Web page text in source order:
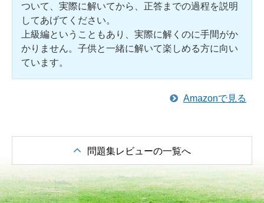
ついて、実際に解いてから、正答までの過程を説明
してあげてください。
上級編ということもあり、実際に解くのに手間がか
かりません。子供と一緒に解いて楽しめる方に向い
ています。
Amazonで見る
問題集レビューの一覧へ